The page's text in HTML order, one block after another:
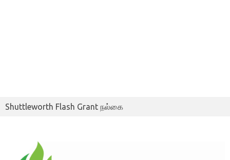
Shuttleworth Flash Grant நல்கை